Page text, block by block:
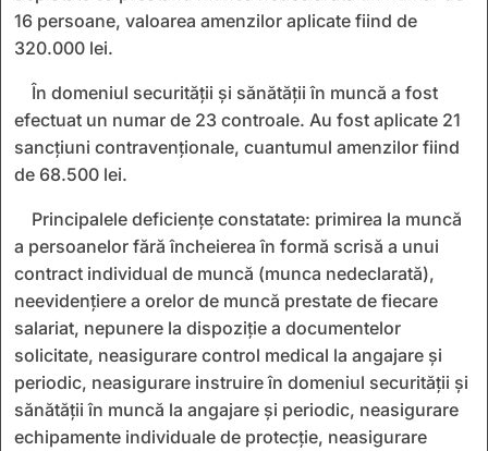
16 persoane, valoarea amenzilor aplicate fiind de
320.000 lei.
În domeniul securității și sănătății în muncă a fost
efectuat un numar de 23 controale. Au fost aplicate 21
sancțiuni contravenționale, cuantumul amenzilor fiind
de 68.500 lei.
Principalele deficiențe constatate: primirea la muncă
a persoanelor fără încheierea în formă scrisă a unui
contract individual de muncă (munca nedeclarată),
neevidenţiere a orelor de muncă prestate de fiecare
salariat, nepunere la dispoziție a documentelor
solicitate, neasigurare control medical la angajare și
periodic, neasigurare instruire în domeniul securității și
sănătății în muncă la angajare și periodic, neasigurare
echipamente individuale de protecție, neasigurare